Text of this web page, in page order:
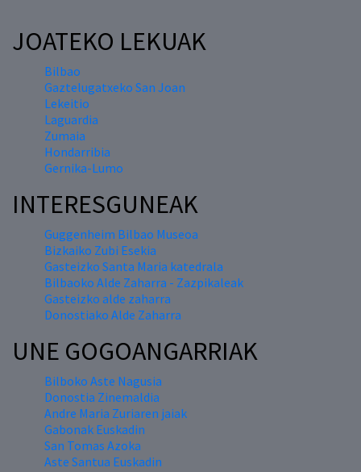
JOATEKO LEKUAK
Bilbao
Gaztelugatxeko San Joan
Lekeitio
Laguardia
Zumaia
Hondarribia
Gernika-Lumo
INTERESGUNEAK
Guggenheim Bilbao Museoa
Bizkaiko Zubi Esekia
Gasteizko Santa Maria katedrala
Bilbaoko Alde Zaharra - Zazpikaleak
Gasteizko alde zaharra
Donostiako Alde Zaharra
UNE GOGOANGARRIAK
Bilboko Aste Nagusia
Donostia Zinemaldia
Andre Maria Zuriaren jaiak
Gabonak Euskadin
San Tomas Azoka
Aste Santua Euskadin